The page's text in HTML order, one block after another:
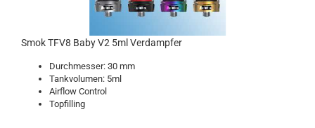
Smok TFV8 Baby V2 5ml Verdampfer
Durchmesser: 30 mm
Tankvolumen: 5ml
Airflow Control
Topfilling